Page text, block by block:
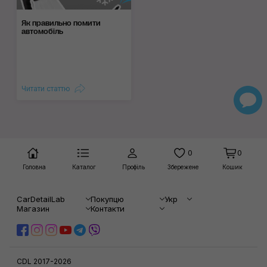
Як правильно помити
автомобіль
Читати статтю
Головна Каталог Профіль
0
Збережене
0
Кошик
CarDetailLab Покупцю
Укр
Магазин
Контакти
CDL 2017-2026